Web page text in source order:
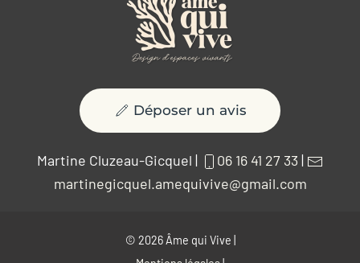
Déposer un avis
Martine Cluzeau-Gicquel | 06 16 41 27 33 |
martinegicquel.amequivive@gmail.com
© 2026Âme qui Vive |